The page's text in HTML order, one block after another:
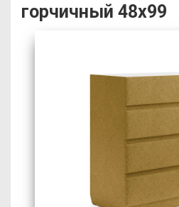
горчичный 48х99